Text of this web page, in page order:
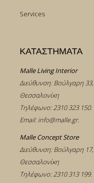
Services
ΚΑΤΑΣΤΗΜΑΤΑ
Malle Living Interior
Διεύθυνση: Βούλγαρη 33,
Θεσσαλονίκη
Τηλέφωνο:2310 323 150.
Email:info@malle.gr.
Malle Concept Store
Διεύθυνση: Βούλγαρη 17,
Θεσσαλονίκη
Τηλέφωνο:2310 313 199.